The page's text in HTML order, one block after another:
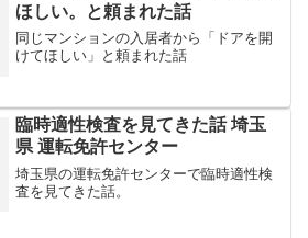
ほしい。と頼まれた話
同じマンションの入居者から「ドアを開
けてほしい」と頼まれた話
臨時適性検査を見てきた話 埼玉
県 運転免許センター
埼玉県の運転免許センターで臨時適性検
査を見てきた話。